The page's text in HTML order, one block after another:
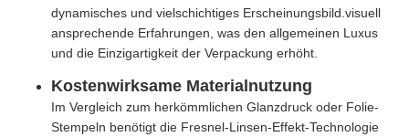
dynamisches und vielschichtiges Erscheinungsbild.visuell
ansprechende Erfahrungen, was den allgemeinen Luxus
und die Einzigartigkeit der Verpackung erhöht.
Kostenwirksame Materialnutzung
Im Vergleich zum herkömmlichen Glanzdruck oder Folie-
Stempeln benötigt die Fresnel-Linsen-Effekt-Technologie